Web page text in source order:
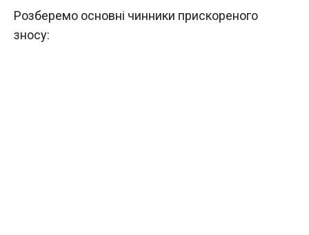
Розберемо основні чинники прискореного
зносу: